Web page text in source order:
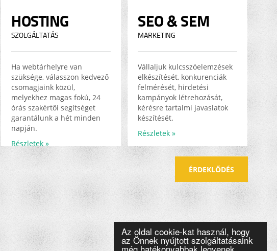
Az oldal cookie-kat használ, hogy
az Önnek nyújtott szolgáltatásaink
HOSTING
SZOLGÁLTATÁS
Ha webtárhelyre van
szüksége, válasszon kedvező
csomagjaink közül,
melyekhez magas fokú, 24
órás szakértői segítséget
garantálunk a hét minden
napján.
Részletek »
SEO & SEM
MARKETING
Vállaljuk kulcsszóelemzések
elkészítését, konkurenciák
felmérését, hirdetési
kampányok létrehozását,
kérésre tartalmi javaslatok
készítését.
Részletek »
ÉRDEKLŐDÉS